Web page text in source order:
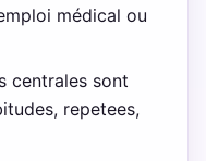
médical ou
centrales sont
repetees,